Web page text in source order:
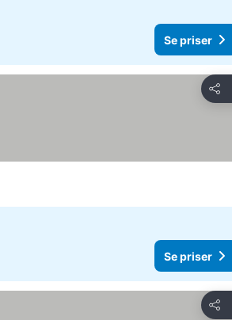
Se priser
Del
Se priser
Del